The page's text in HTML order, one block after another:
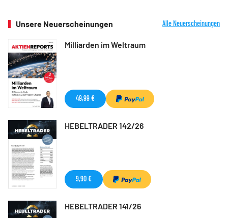
Unsere Neuerscheinungen Alle Neuerscheinungen
Milliarden im Weltraum
49,99 €
HEBELTRADER 142/26
9,90 €
HEBELTRADER 141/26